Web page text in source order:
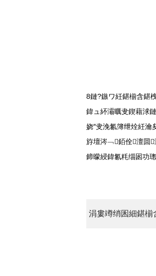
8鏈?鏃ワ紝鍖椾含鍖
鍏ュ紑灞曞叏鍥藉浗
娆″叏浼氱簿绁烇紝瀹
斿壇涔﹁銆佺澶囬
鍗曚綅鍏氱粍缁囦功